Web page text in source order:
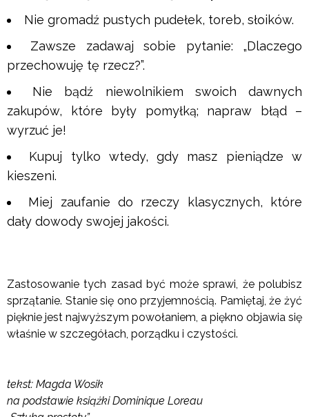
Nie gromadź pustych pudełek, toreb, słoików.
Zawsze zadawaj sobie pytanie: „Dlaczego
przechowuję tę rzecz?”.
Nie bądź niewolnikiem swoich dawnych
zakupów, które były pomyłką; napraw błąd –
wyrzuć je!
Kupuj tylko wtedy, gdy masz pieniądze w
kieszeni.
Miej zaufanie do rzeczy klasycznych, które
dały dowody swojej jakości.
Zastosowanie tych zasad być może sprawi, że polubisz
sprzątanie. Stanie się ono przyjemnością. Pamiętaj, że żyć
pięknie jest najwyższym powołaniem, a piękno objawia się
właśnie w szczegółach, porządku i czystości.
tekst: Magda Wosik
na podstawie książki Dominique Loreau